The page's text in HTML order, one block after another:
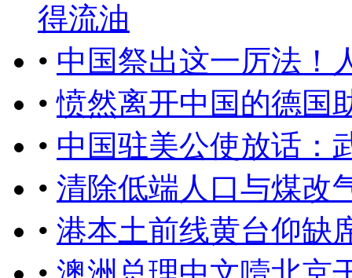
得流油
• 中国祭出这一厉法！
•愤然离开中国的德国
• 中国驻美公使放话：
• 清除低端人口与煤改
• 港本土前线黄台仰缺